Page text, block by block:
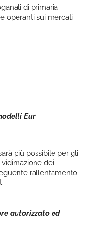
di primaria
operanti sui mercati
Eur
più possibile per gli
dei
rallentamento
autorizzato ed